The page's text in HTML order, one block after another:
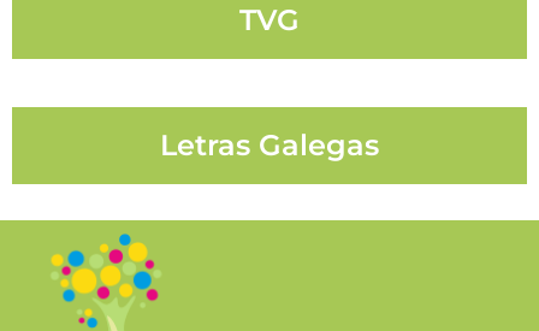
TVG
Letras Galegas